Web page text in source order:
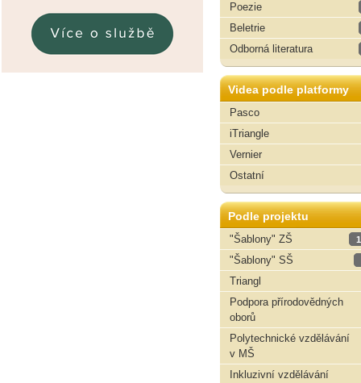
Poezie
Beletrie
Odborná literatura
Videa podle platformy
Pasco
iTriangle
Vernier
Ostatní
Podle projektu
"Šablony" ZŠ
"Šablony" SŠ
Triangl
Podpora přírodovědných
oborů
Polytechnické vzdělávání
v MŠ
Inkluzivní vzdělávání